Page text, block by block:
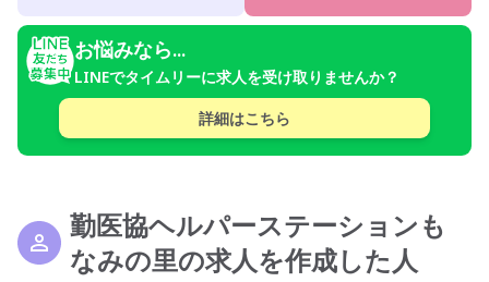
お悩みなら...
LINEでタイムリーに求人を受け取りませんか？
詳細はこちら
勤医協ヘルパーステーションも
なみの里の求人を作成した人